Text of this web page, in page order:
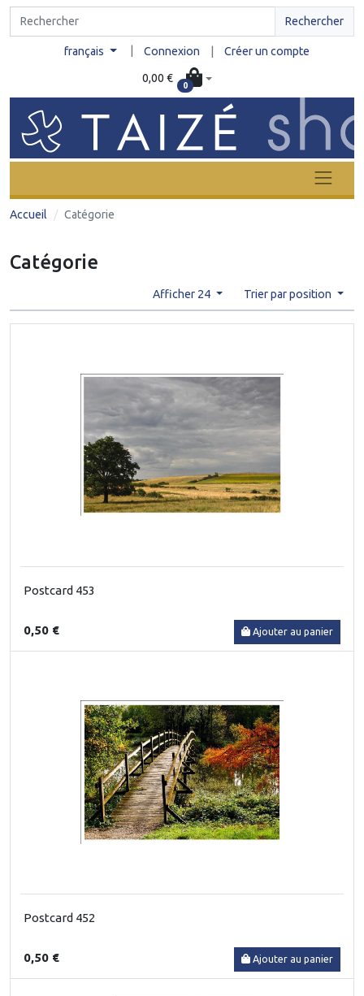
Rechercher
français Connexion Créer un compte
0,00 €
0
Accueil Catégorie
Catégorie
Afficher 24 Trier par position
Postcard 453
0,50 € Ajouter au panier
Postcard 452
0,50 € Ajouter au panier